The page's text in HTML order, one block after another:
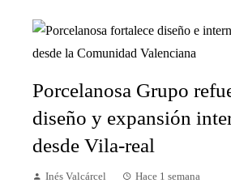
Porcelanosa Grupo
diseño y expansión
desde Vila-real
Inés Valcárcel Hace 1 semana